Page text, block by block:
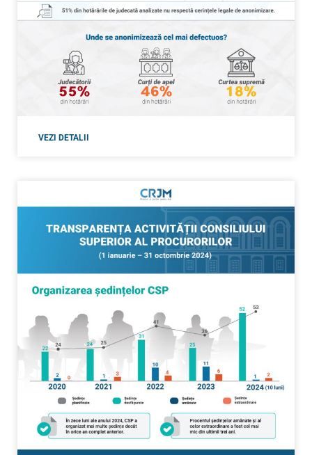
VEZI DETALII